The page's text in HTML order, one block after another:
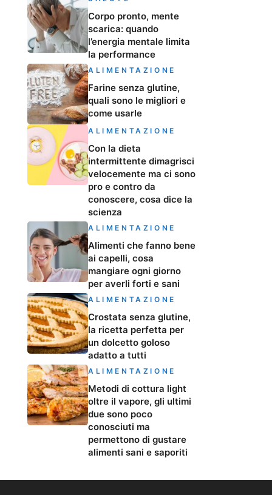
Corpo pronto, mente
scarica: quando
l’energia mentale limita
la performance
ALIMENTAZIONE
Farine senza glutine,
quali sono le migliori e
come usarle
ALIMENTAZIONE
Con la dieta
intermittente dimagrisci
velocemente ma ci sono
pro e contro da
conoscere, cosa dice la
scienza
ALIMENTAZIONE
Alimenti che fanno bene
ai capelli, cosa
mangiare ogni giorno
per averli forti e sani
ALIMENTAZIONE
Crostata senza glutine,
la ricetta perfetta per
un dolcetto goloso
adatto a tutti
ALIMENTAZIONE
Metodi di cottura light
oltre il vapore, gli ultimi
due sono poco
conosciuti ma
permettono di gustare
alimenti sani e saporiti